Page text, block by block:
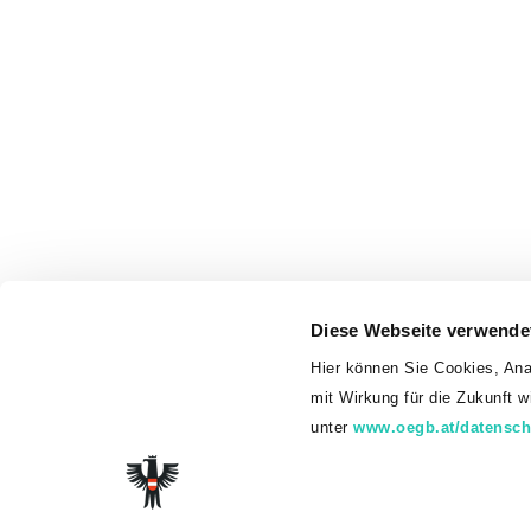
Diese Webseite
Hier können Sie Cookies,
mit Wirkung für die Zukunft
unterwww.oegb.at/